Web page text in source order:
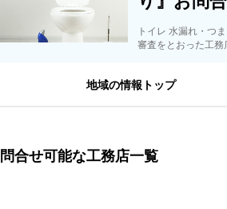
トイレ 水漏れ・つ
審査をとおった工
地域の情報トップ
問合せ可能な工務店一覧